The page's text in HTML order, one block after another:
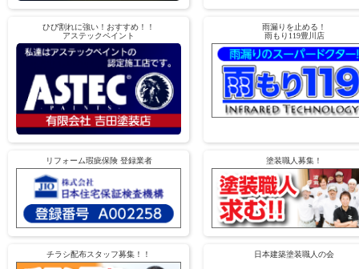
ひび割れに強い！おすすめ！！
アステックペイント
雨漏りを止める！
雨もり119豊川店
リフォーム瑕疵保険 登録業者 塗装職人募集！
チラシ配布スタッフ募集！！ 日本建築塗装職人の会